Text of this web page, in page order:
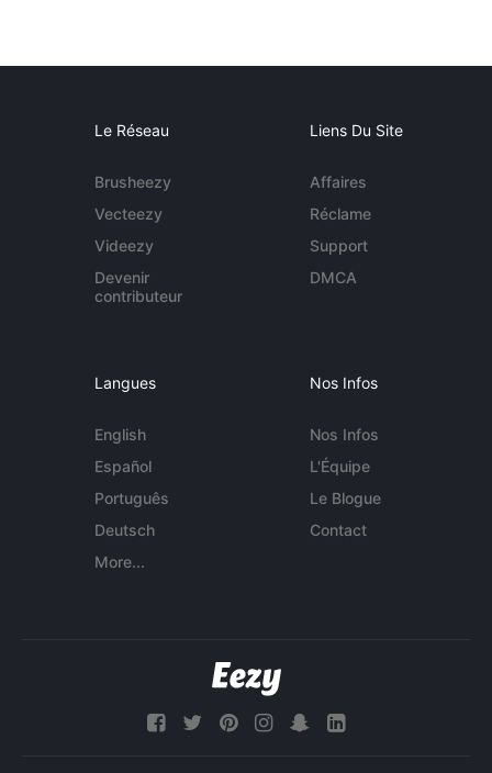
Le Réseau
Brusheezy
Vecteezy
Videezy
Devenir
contributeur
Liens Du Site
Affaires
Réclame
Support
DMCA
Langues
English
Español
Português
Deutsch
More...
Nos Infos
Nos Infos
L'Équipe
Le Blogue
Contact